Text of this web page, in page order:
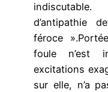
d’antipathie
féroce
foule n’est
excitations
sur elle, n’a